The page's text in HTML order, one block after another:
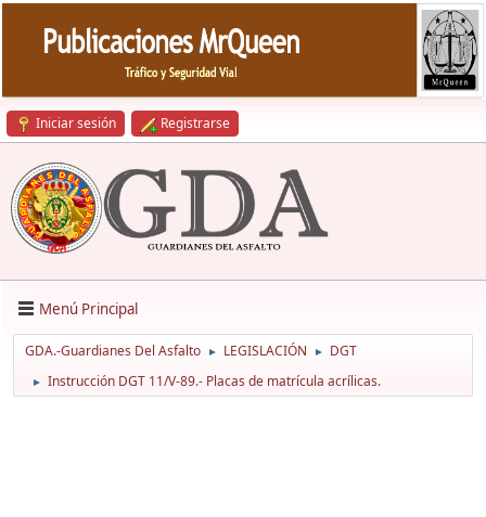
Iniciar sesión Registrarse
Menú Principal
GDA.-Guardianes Del Asfalto ► LEGISLACIÓN ► DGT
► Instrucción DGT 11/V-89.- Placas de matrícula acrílicas.